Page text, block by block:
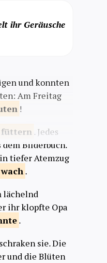
ihr Geräusche
und konnten
Am Freitag
!
füttern . Jedes
Bilderbuch.
tiefer Atemzug
wach .
lächelnd
ihr klopfte Opa
.
sie. Die
und die Blüten